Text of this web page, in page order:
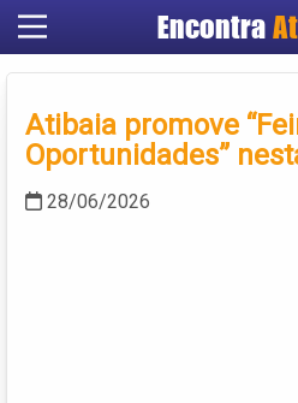
Encontra
Criar
Atibaia promove
Oportunidades”
28/06/2026